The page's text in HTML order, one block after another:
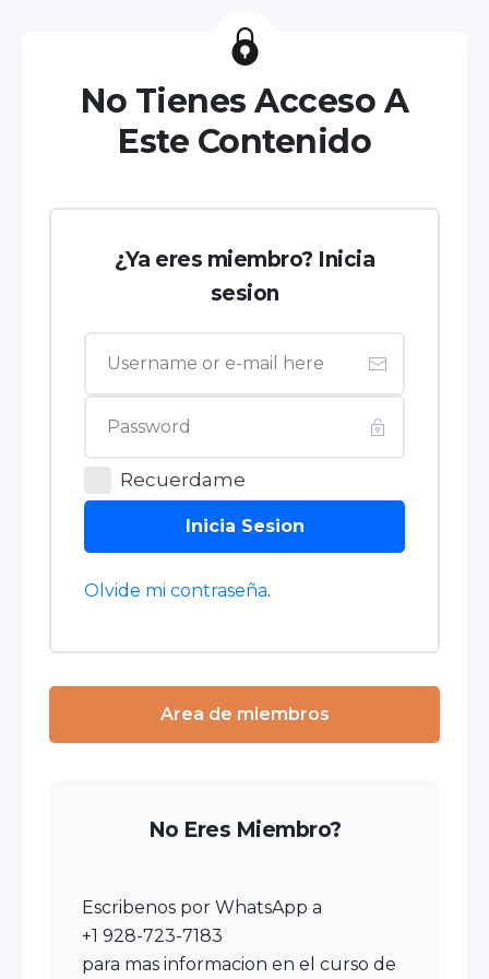
No Tienes Acceso A
Este Contenido
¿Ya eres miembro? Inicia
sesion
Recuerdame
Inicia Sesion
Olvide mi contraseña.
Area de miembros
No Eres Miembro?
Escribenos por WhatsApp a
+1 928-723-7183
para mas informacion en el curso de